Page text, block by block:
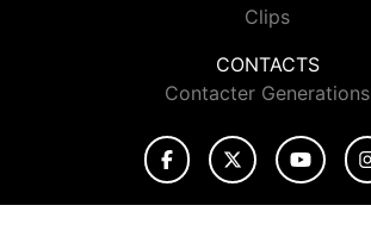
Clips
CONTACTS
Contacter Generations